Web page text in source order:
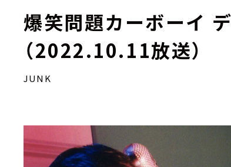
爆笑問題カーボーイ
（2022.10.11放送）
JUNK